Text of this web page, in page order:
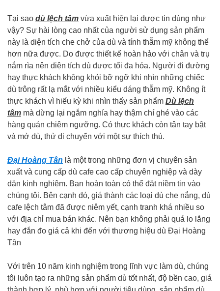
Tại sao dù lệch tâm vừa xuất hiện lại được tin dùng như
vậy? Sự hài lòng cao nhất của người sử dụng sản phẩm
này là diện tích che chở của dù và tính thẫm mỹ không thể
hơn nữa được. Do được thiết kế hoàn hảo với chân và trụ
nắm rìa nên diện tích dù được tối đa hóa. Người đi đường
hay thực khách không khỏi bỡ ngỡ khi nhìn những chiếc
dù trông rất lạ mắt với nhiều kiểu dáng thẫm mỹ. Không ít
thực khách vì hiếu kỳ khi nhìn thấy sản phẩm Dù lệch
tâm mà dừng lại ngắm nghía hay thậm chí ghé vào các
hàng quán chiêm ngưỡng. Có thực khách còn tận tay bật
và mở dù, thử di chuyển với một sự thích thú.
Đại Hoàng Tân là một trong những đơn vị chuyên sản
xuất và cung cấp dù cafe cao cấp chuyên nghiệp và dày
dặn kinh nghiệm. Bạn hoàn toàn có thể đặt niềm tin vào
chúng tôi. Bên cạnh đó, giá thành các loại dù che nắng, dù
cafe lệch tâm đã được niêm yết, cạnh tranh khá nhiều so
với địa chỉ mua bán khác. Nên bạn không phải quá lo lắng
hay đắn đo giá cả khi đến với thương hiệu dù Đại Hoàng
Tân
Với trên 10 năm kinh nghiệm trong lĩnh vực làm dù, chúng
tôi luôn tạo ra những sản phẩm dù tốt nhất, độ bền cao, giá